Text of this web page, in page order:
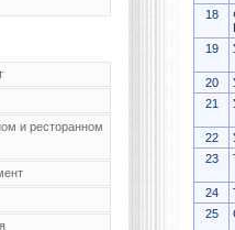
и ресторанном
18
19
20
21
22
23
24
25